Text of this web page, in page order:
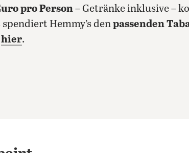
pro Person– Getränke inklusive –
Hemmy’s denpassenden
hier.